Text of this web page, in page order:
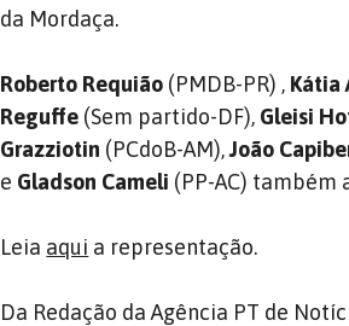
da Mordaça.
Roberto Requião (PMDB-PR) , Kátia
Reguffe (Sem partido-DF), Gleisi
Grazziotin (PCdoB-AM),João
e Gladson Cameli (PP-AC) também
Leia aqui a representação.
Da Redação da Agência PT de